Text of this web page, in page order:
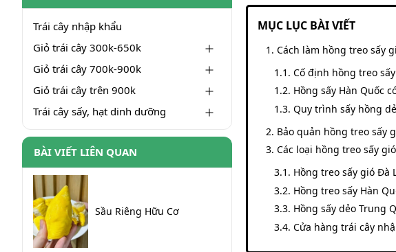
MỤC LỤC BÀI VIẾT
Cách làm hồng treo sấy
Cố định hồng treo
Hồng sấy Hàn Quốc
Quy trình sấy hồng
Bảo quản hồng treo sấy
Các loại hồng treo sấy
Hồng treo sấy gió Đà
Hồng treo sấy Hàn
Hồng sấy dẻo Trung
Cửa hàng trái cây
Trái cây nhập khẩu
Giỏ trái cây 300k-650k
Giỏ trái cây 700k-900k
Giỏ trái cây trên 900k
Trái cây sấy, hạt dinh dưỡng
BÀI VIẾT LIÊN QUAN
Sầu Riêng Hữu Cơ